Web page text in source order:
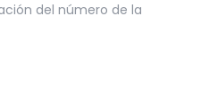
del número de la